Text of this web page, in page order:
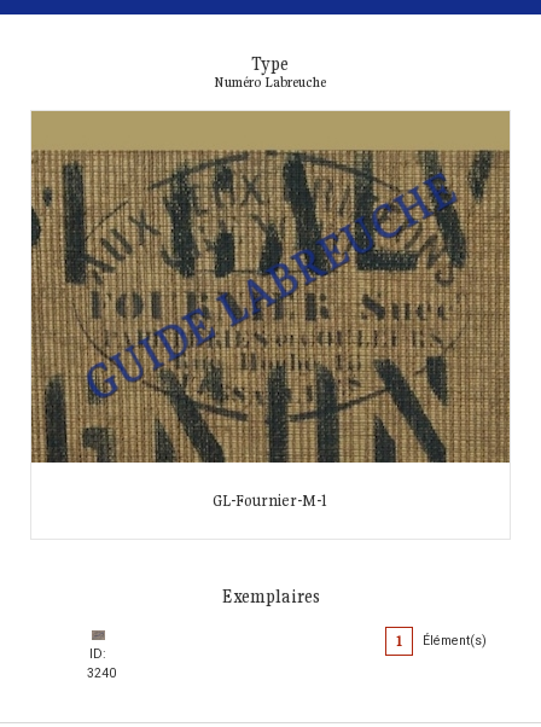
Type
Numéro Labreuche
GL-Fournier-M-1
Exemplaires
ID:
3240
1 Élément(s)